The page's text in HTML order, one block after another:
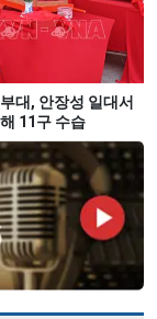
대, 안장성 일대서
11구 수습